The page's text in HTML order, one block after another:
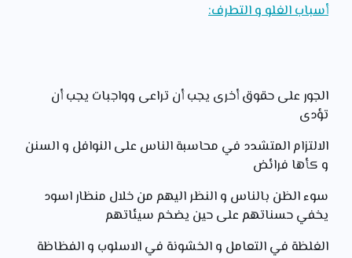
أسباب الغلو و التطرف:
الجور على حقوق أخرى يجب أن تراعى وواجبات يجب أن
تؤدى
الالتزام المتشدد في محاسبة الناس على النوافل و السنن
و كأها فرائض
سوء الظن بالناس و النظر اليهم من خلال منظار اسود
يخفي حسناتهم على حين يضخم سيئاتهم
الغلظة في التعامل و الخشونة في الاسلوب و الفظاظة